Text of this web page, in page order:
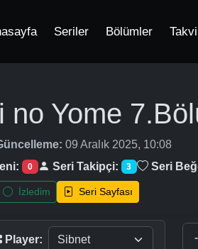
Seriler Bölümler
no Yome
09 Aralık 2025, 10:08
0 Seri Takipçi: 3 Seri
İzledim Seri Sayfası
Player: